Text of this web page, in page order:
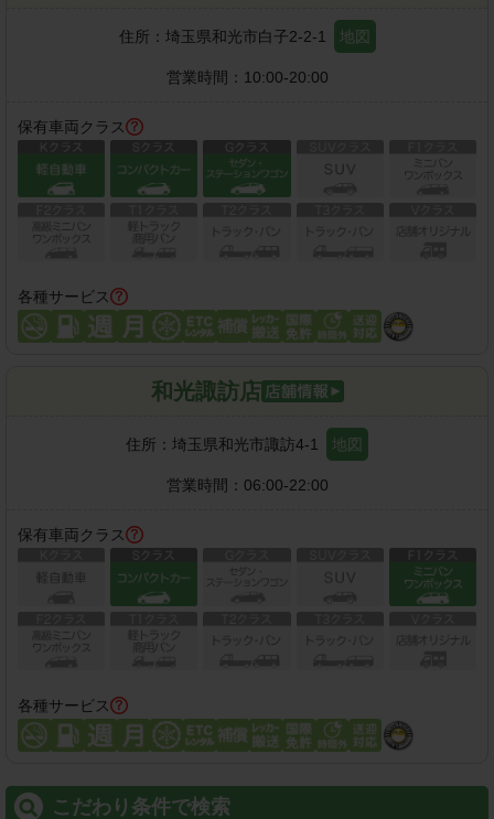
住所： 埼玉県和光市白子2-2-1 地図
営業時間： 10:00-20:00
保有車両クラス
各種サービス
和光諏訪店
住所： 埼玉県和光市諏訪4-1 地図
営業時間： 06:00-22:00
保有車両クラス
各種サービス
こだわり条件で検索